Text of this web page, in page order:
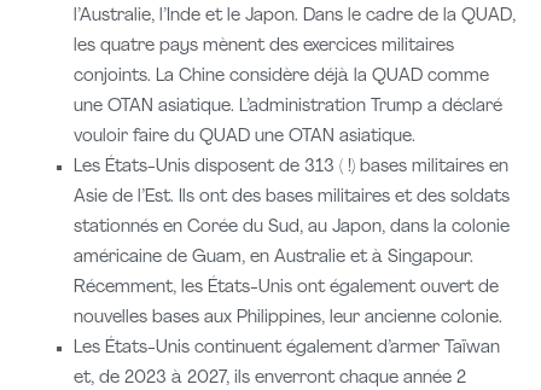
l’Australie, l’Inde et le Japon. Dans le cadre de la QUAD,
les quatre pays mènent des exercices militaires
conjoints. La Chine considère déjà la QUAD comme
une OTAN asiatique. L’administration Trump a déclaré
vouloir faire du QUAD une OTAN asiatique.
Les États-Unis disposent de 313 ( !) bases militaires en
Asie de l’Est. Ils ont des bases militaires et des soldats
stationnés en Corée du Sud, au Japon, dans la colonie
américaine de Guam, en Australie et à Singapour.
Récemment, les États-Unis ont également ouvert de
nouvelles bases aux Philippines, leur ancienne colonie.
Les États-Unis continuent également d’armer Taïwan
et, de 2023 à 2027, ils enverront chaque année 2